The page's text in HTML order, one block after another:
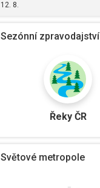
12. 8.
Sezónní zpravodajství
Řeky ČR
Světové metropole